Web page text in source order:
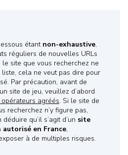
étant non-exhaustive,
réguliers de nouvelles URLs
le site que vous recherchez ne
cela ne veut pas dire pour
Par précaution, avant de
site de jeu, veuillez d’abord
agréés. Si le site de
recherchez n’y figure pas,
qu’il s’agit d’un site
en France,
à de multiples risques.